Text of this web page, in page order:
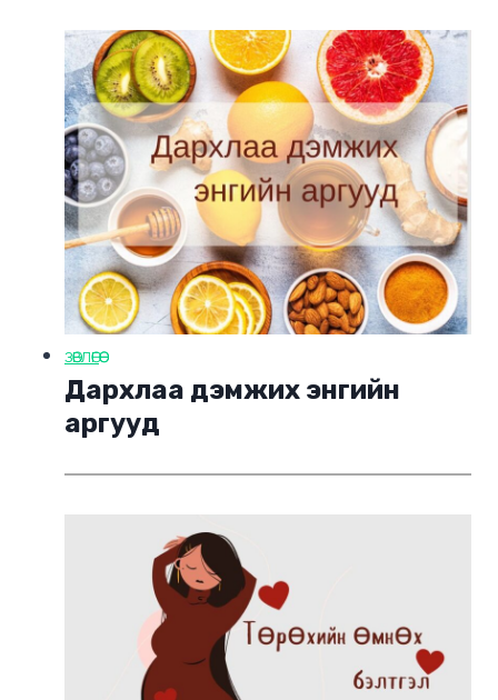
ЗӨВЛӨГӨӨ
Дархлаа дэмжих энгийн
аргууд